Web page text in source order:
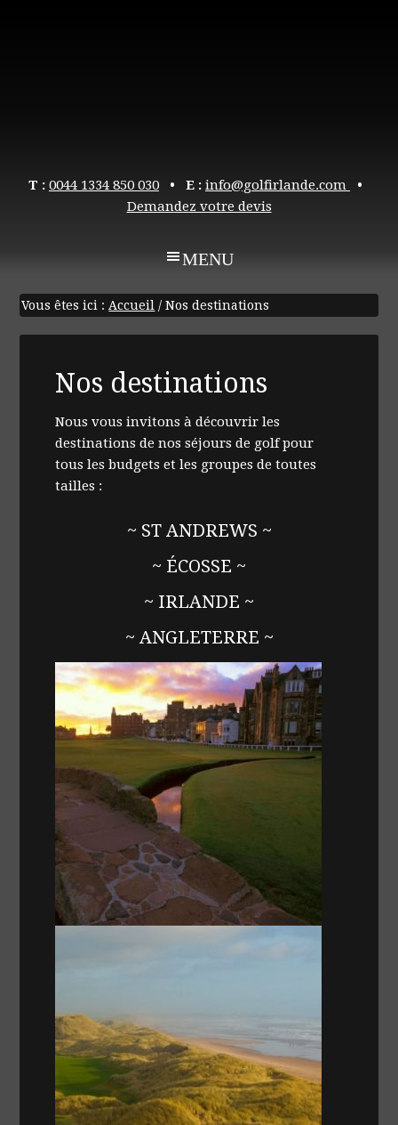
T : 0044 1334 850 030 • E : info@golfirlande.com
•
Demandez votre devis
Vous êtes ici :Accueil / Nos destinations
Nos destinations
Nous vous invitons à découvrir les
destinations de nos séjours de golf pour
tous les budgets et les groupes de toutes
tailles :
~ ST ANDREWS ~
~ ÉCOSSE ~
~ IRLANDE ~
~ ANGLETERRE ~